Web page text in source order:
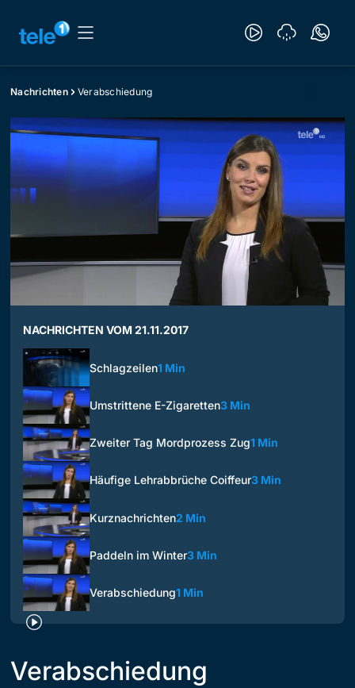
Nachrichten Verabschiedung
NACHRICHTEN VOM 21.11.2017
Schlagzeilen1 Min
Umstrittene E-Zigaretten3 Min
Zweiter Tag Mordprozess Zug1 Min
Häufige Lehrabbrüche Coiffeur3 Min
Kurznachrichten2 Min
Paddeln im Winter3 Min
Verabschiedung1 Min
Verabschiedung